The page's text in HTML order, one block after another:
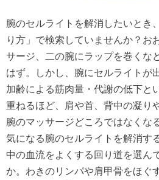
腕のセルライトを解消したいと
り方」で検索していませんか？お
サージ、二の腕にラップを巻くな
はず。しかし、腕にセルライトが
加齢による筋肉量・代謝の低下と
重ねるほど、肩や首、背中の凝り
腕のマッサージどころではなくな
気になる腕のセルライトを解消す
中の血流をよくする回り道を選ん
か。わきのリンパや肩甲骨をほぐ